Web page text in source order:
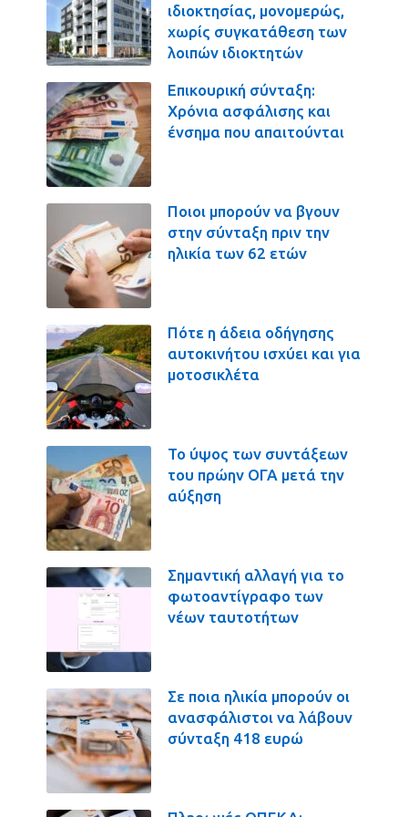
ιδιοκτησίας, μονομερώς,
χωρίς συγκατάθεση των
λοιπών ιδιοκτητών
Επικουρική σύνταξη:
Χρόνια ασφάλισης και
ένσημα που απαιτούνται
Ποιοι μπορούν να βγουν
στην σύνταξη πριν την
ηλικία των 62 ετών
Πότε η άδεια οδήγησης
αυτοκινήτου ισχύει και για
μοτοσικλέτα
Το ύψος των συντάξεων
του πρώην ΟΓΑ μετά την
αύξηση
Σημαντική αλλαγή για το
φωτοαντίγραφο των
νέων ταυτοτήτων
Σε ποια ηλικία μπορούν οι
ανασφάλιστοι να λάβουν
σύνταξη 418 ευρώ